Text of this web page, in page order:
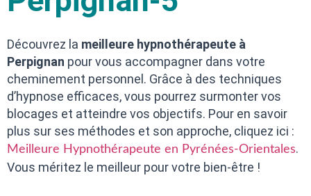
Découvrez la meilleure hypnothérapeute à
Perpignan pour vous accompagner dans votre
cheminement personnel. Grâce à des techniques
d’hypnose efficaces, vous pourrez surmonter vos
blocages et atteindre vos objectifs. Pour en savoir
plus sur ses méthodes et son approche, cliquez ici :
Meilleure Hypnothérapeute en Pyrénées-Orientales.
Vous méritez le meilleur pour votre bien-être !